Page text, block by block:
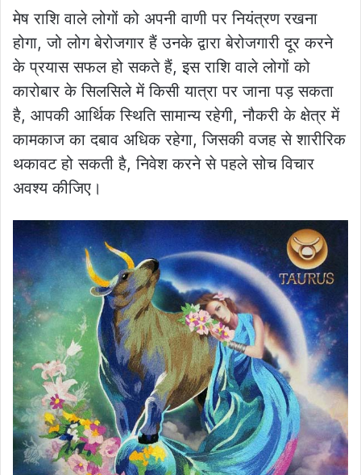
मेष राशि वाले लोगों को अपनी वाणी पर नियंत्रण रखना
होगा, जो लोग बेरोजगार हैं उनके द्वारा बेरोजगारी दूर करने
के प्रयास सफल हो सकते हैं, इस राशि वाले लोगों को
कारोबार के सिलसिले में किसी यात्रा पर जाना पड़ सकता
है, आपकी आर्थिक स्थिति सामान्य रहेगी, नौकरी के क्षेत्र में
कामकाज का दबाव अधिक रहेगा, जिसकी वजह से शारीरिक
थकावट हो सकती है, निवेश करने से पहले सोच विचार
अवश्य कीजिए।